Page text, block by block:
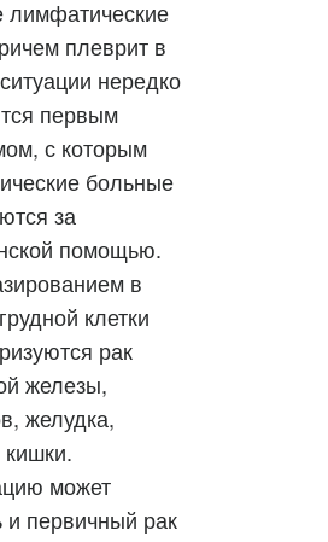
лимфатические
плеврит в
нередко
первым
с которым
больные
за
помощью.
в
клетки
рак
железы,
желудка,
кишки.
может
и первичный рак